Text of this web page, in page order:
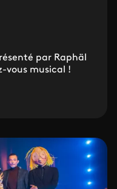
par Raphäl
vous musical !